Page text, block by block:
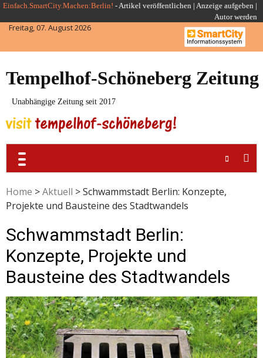
Skip
to
content
Einfach.SmartCity.Machen:Berlin! -Artikel veröffentlichen | Anzeige aufgeben |
Autor werden
Freitag, 07. August 2026
Tempelhof-Schöneberg Zeitung
Unabhängige Zeitung seit 2017
Home >Aktuell >Schwammstadt Berlin: Konzepte,
Projekte und Bausteine des Stadtwandels
Schwammstadt Berlin:
Konzepte, Projekte und
Bausteine des Stadtwandels